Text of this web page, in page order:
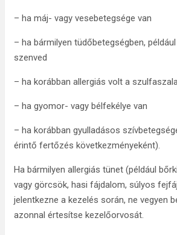
– ha máj- vagy vesebetegsége van
– ha bármilyen tüdőbetegségben,
szenved
– ha korábban allergiás volt a
– ha gyomor- vagy bélfekélye van
– ha korábban gyulladásos
érintő fertőzés következményeként).
Ha bármilyen allergiás tünet (például
vagy görcsök, hasi fájdalom, súlyos
jelentkezne a kezelés során, ne vegyen
azonnal értesítse kezelőorvosát.